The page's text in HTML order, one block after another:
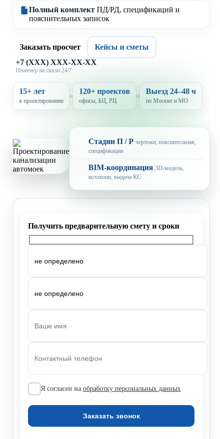
Полный комплект ПД/РД, спецификаций и
пояснительных записок
Заказать просчет
Кейсы и сметы
+7 (XXX) XXX-XX-XX
Инженер на связи 24/7
15+ лет
в проектировании
120+ проектов
офисы, БЦ, РЦ
Выезд 24–48 ч
по Москве и МО
Стадии П / Р чертежи, пояснительная,
спецификации
BIM-координация 3D-модель,
коллизии, выдача КС
Я согласен на обработку персональных данных